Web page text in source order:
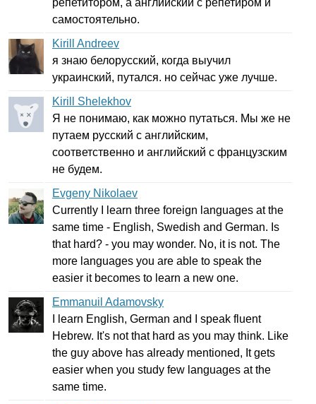
репетитором, а английский с репетиром и
самостоятельно.
Kirill Andreev
я знаю белорусский, когда выучил
украинский, путался. но сейчас уже лучше.
Kirill Shelekhov
Я не понимаю, как можно путаться. Мы же не
путаем русский с английским,
соответственно и английский с французским
не будем.
Evgeny Nikolaev
Currently
learn three foreign languages at the
same time - English, Swedish and German. Is
that hard? - you may wonder. No, it is not. The
more languages you are able to speak the
easier it becomes to learn a new one.
Emmanuil Adamovsky
learn English, German and speak fluent
Hebrew. It's not that hard as you may think. Like
the guy above has already mentioned, It gets
easier when you study few languages at the
same time.